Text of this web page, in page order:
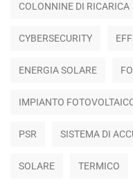
COLONNINE DI RICARICA
CYBERSECURITY
ENERGIA SOLARE
IMPIANTO
PSR SISTEMA DI
SOLARE TERMICO